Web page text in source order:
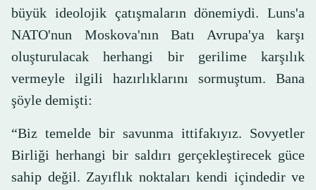
büyük ideolojik çatışmaların dönemiydi. Luns'a
NATO'nun Moskova'nın Batı Avrupa'ya karşı
oluşturulacak herhangi bir gerilime karşılık
vermeyle ilgili hazırlıklarını sormuştum. Bana
şöyle demişti:
“Biz temelde bir savunma ittifakıyız. Sovyetler
Birliği herhangi bir saldırı gerçekleştirecek güce
sahip değil. Zayıflık noktaları kendi içindedir ve